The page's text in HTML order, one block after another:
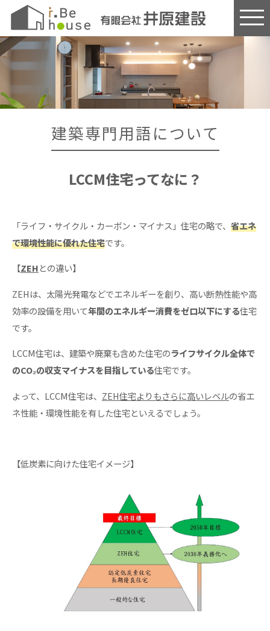
このページの本文へ
建築専門用語について
LCCM住宅ってなに？
「ライフ・サイクル・カーボン・マイナス」住宅の略で、 省エネ
で環境性能に優れた住宅です。
【ZEHとの違い】
ZEHは、太陽光発電などでエネルギーを創り、高い断熱性能や高
効率の設備を用いて年間のエネルギー消費をゼロ以下にする住宅
です。
LCCM住宅は、建築や廃棄も含めた住宅のライフサイクル全体で
のCO₂の収支マイナスを目指している住宅です。
よって、LCCM住宅は、 ZEH住宅よりもさらに高いレベルの省エ
ネ性能・環境性能を有した住宅といえるでしょう。
【低炭素に向けた住宅イメージ】